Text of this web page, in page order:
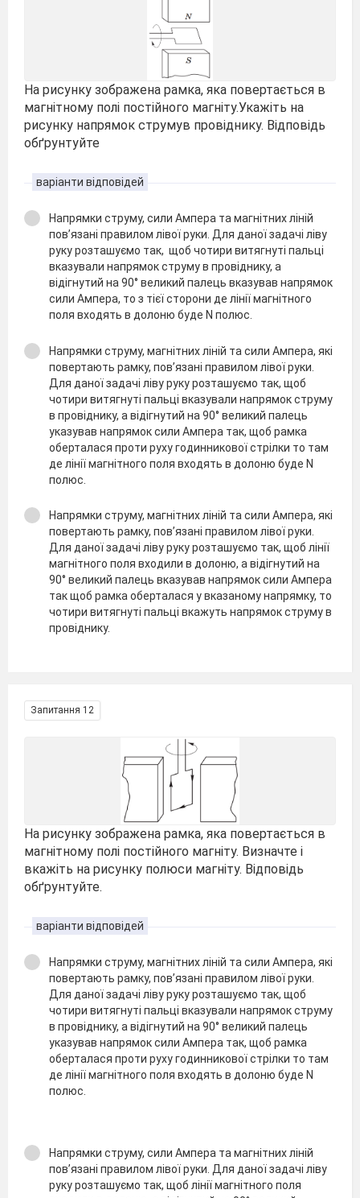
На рисунку зображена рамка, яка повертається в
магнітному полі постійного магніту.Укажіть на
рисунку напрямок струмув провіднику. Відповідь
обґрунтуйте
варіанти відповідей
Напрямки струму, сили Ампера та магнітних ліній
пов’язані правилом лівої руки. Для даної задачі ліву
руку розташуємо так, щоб чотири витягнуті пальці
вказували напрямок струму в провіднику, а
відігнутий на 90° великий палець вказував напрямок
сили Ампера, то з тієї сторони де лінії магнітного
поля входять в долоню буде N полюс.
Напрямки струму, магнітних ліній та сили Ампера, які
повертають рамку, пов’язані правилом лівої руки.
Для даної задачі ліву руку розташуємо так, щоб
чотири витягнуті пальці вказували напрямок струму
в провіднику, а відігнутий на 90° великий палець
указував напрямок сили Ампера так, щоб рамка
оберталася проти руху годинникової стрілки то там
де лінії магнітного поля входять в долоню буде N
полюс.
Напрямки струму, магнітних ліній та сили Ампера, які
повертають рамку, пов’язані правилом лівої руки.
Для даної задачі ліву руку розташуємо так, щоб лінії
магнітного поля входили в долоню, а відігнутий на
90° великий палець вказував напрямок сили Ампера
так щоб рамка оберталася у вказаному напрямку, то
чотири витягнуті пальці вкажуть напрямок струму в
провіднику.
Запитання 12
На рисунку зображена рамка, яка повертається в
магнітному полі постійного магніту. Визначте і
вкажіть на рисунку полюси магніту. Відповідь
обґрунтуйте.
варіанти відповідей
Напрямки струму, магнітних ліній та сили Ампера, які
повертають рамку, пов’язані правилом лівої руки.
Для даної задачі ліву руку розташуємо так, щоб
чотири витягнуті пальці вказували напрямок струму
в провіднику, а відігнутий на 90° великий палець
указував напрямок сили Ампера так, щоб рамка
оберталася проти руху годинникової стрілки то там
де лінії магнітного поля входять в долоню буде N
полюс.
Напрямки струму, сили Ампера та магнітних ліній
пов’язані правилом лівої руки. Для даної задачі ліву
руку розташуємо так, щоб лінії магнітного поля